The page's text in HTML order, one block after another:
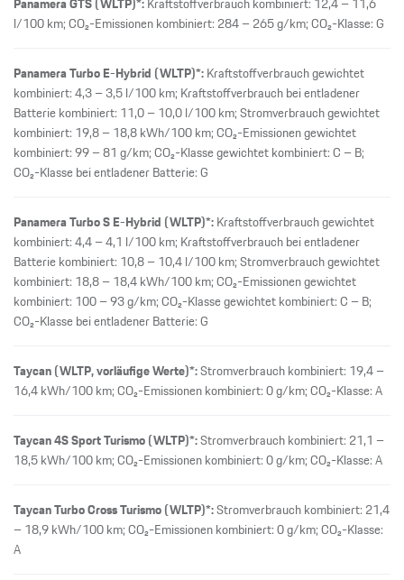
l/100 km; CO₂-Emissionen kombiniert: 284 – 265 g/km; CO₂-Klasse: G
Panamera Turbo E-Hybrid (WLTP)*:Kraftstoffverbrauch gewichtet
kombiniert: 4,3 – 3,5 l/100 km; Kraftstoffverbrauch bei entladener
Batterie kombiniert: 11,0 – 10,0 l/100 km; Stromverbrauch gewichtet
kombiniert: 19,8 – 18,8 kWh/100 km; CO₂-Emissionen gewichtet
kombiniert: 99 – 81 g/km; CO₂-Klasse gewichtet kombiniert: C – B;
CO₂-Klasse bei entladener Batterie: G
Panamera Turbo S E-Hybrid (WLTP)*:Kraftstoffverbrauch gewichtet
kombiniert: 4,4 – 4,1 l/100 km; Kraftstoffverbrauch bei entladener
Batterie kombiniert: 10,8 – 10,4 l/100 km; Stromverbrauch gewichtet
kombiniert: 18,8 – 18,4 kWh/100 km; CO₂-Emissionen gewichtet
kombiniert: 100 – 93 g/km; CO₂-Klasse gewichtet kombiniert: C – B;
CO₂-Klasse bei entladener Batterie: G
Taycan (WLTP, vorläufige Werte)*:Stromverbrauch kombiniert: 19,4 –
16,4 kWh/100 km; CO₂-Emissionen kombiniert: 0 g/km; CO₂-Klasse: A
Taycan 4S Sport Turismo (WLTP)*:Stromverbrauch kombiniert: 21,1 –
18,5 kWh/100 km; CO₂-Emissionen kombiniert: 0 g/km; CO₂-Klasse: A
Taycan Turbo Cross Turismo (WLTP)*:Stromverbrauch kombiniert: 21,4
– 18,9 kWh/100 km; CO₂-Emissionen kombiniert: 0 g/km; CO₂-Klasse:
A